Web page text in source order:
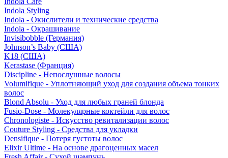
Indola Styling
Indola - Окислители и технические средства
Indola - Окрашивание
Invisibobble (Германия)
Johnson’s Baby (США)
K18 (США)
Kerastase (Франция)
Discipline - Непослушные волосы
Volumifique - Уплотняющий уход для создания объема тонких
волос
Blond Absolu - Уход для любых граней блонда
Fusio-Dose - Молекулярные коктейли для волос
Chronologiste - Искусство ревитализации волос
Couture Styling - Средства для укладки
Densifique - Потеря густоты волос
Elixir Ultime - На основе драгоценных масел